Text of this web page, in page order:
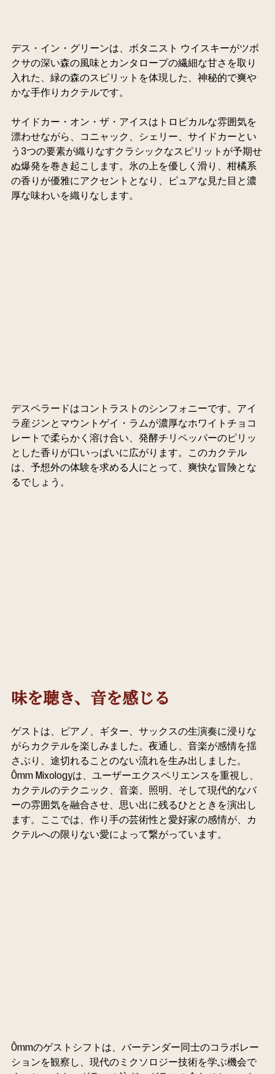
デス・イン・グリーンは、ボタニスト ウイスキーがツボ
クサの深い森の風味とカンタロープの繊細な甘さを取り
入れた、緑の森のスピリットを体現した、神秘的で爽や
かな手作りカクテルです。
サイドカー・オン・ザ・アイスはトロピカルな雰囲気を
漂わせながら、コニャック、シェリー、サイドカーとい
う3つの要素が織りなすクラシックなスピリットが予期せ
ぬ爆発を巻き起こします。氷の上を優しく滑り、柑橘系
の香りが優雅にアクセントとなり、ピュアな見た目と濃
厚な味わいを織りなします。
デスペラードはコントラストのシンフォニーです。アイ
ラ産ジンとマウントゲイ・ラムが濃厚なホワイトチョコ
レートで柔らかく溶け合い、発酵チリペッパーのピリッ
とした香りが口いっぱいに広がります。このカクテル
は、予想外の体験を求める人にとって、爽快な冒険とな
るでしょう。
味を聴き、音を感じる
ゲストは、ピアノ、ギター、サックスの生演奏に浸りな
がらカクテルを楽しみました。夜通し、音楽が感情を揺
さぶり、途切れることのない流れを生み出しました。
Ômm Mixologyは、ユーザーエクスペリエンスを重視し、
カクテルのテクニック、音楽、照明、そして現代的なバ
ーの雰囲気を融合させ、思い出に残るひとときを演出し
ます。ここでは、作り手の芸術性と愛好家の感情が、カ
クテルへの限りない愛によって繋がっています。
Ômmのゲストシフトは、バーテンダー同士のコラボレー
ションを観察し、現代のミクソロジー技術を学ぶ機会で